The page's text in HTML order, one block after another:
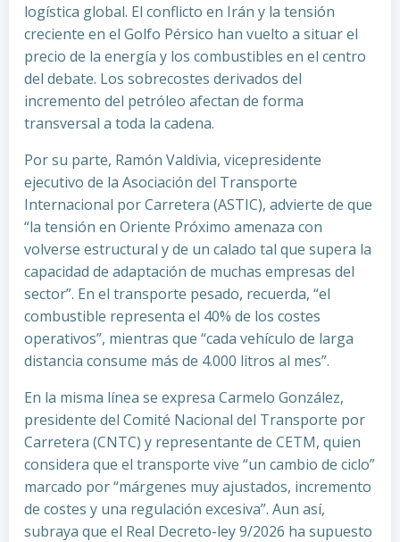
logística global. El conflicto en Irán y la tensión
creciente en el Golfo Pérsico han vuelto a situar el
precio de la energía y los combustibles en el centro
del debate. Los sobrecostes derivados del
incremento del petróleo afectan de forma
transversal a toda la cadena.
Por su parte, Ramón Valdivia, vicepresidente
ejecutivo de la Asociación del Transporte
Internacional por Carretera (ASTIC), advierte de que
“la tensión en Oriente Próximo amenaza con
volverse estructural y de un calado tal que supera la
capacidad de adaptación de muchas empresas del
sector”. En el transporte pesado, recuerda, “el
combustible representa el 40% de los costes
operativos”, mientras que “cada vehículo de larga
distancia consume más de 4.000 litros al mes”.
En la misma línea se expresa Carmelo González,
presidente del Comité Nacional del Transporte por
Carretera (CNTC) y representante de CETM, quien
considera que el transporte vive “un cambio de ciclo”
marcado por “márgenes muy ajustados, incremento
de costes y una regulación excesiva”. Aun así,
subraya que el Real Decreto-ley 9/2026 ha supuesto